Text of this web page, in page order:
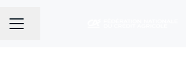
MENU CARRIÈRE
Partager la page